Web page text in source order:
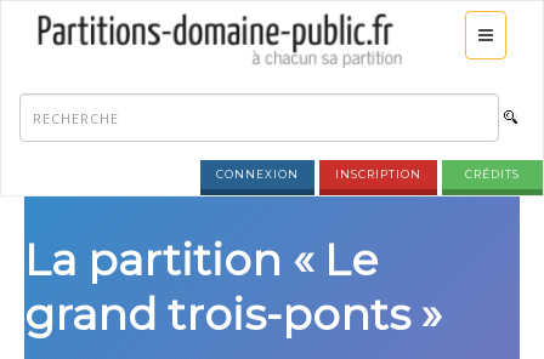
CONNEXION INSCRIPTION CRÉDITS
La partition « Le
grand trois-ponts »